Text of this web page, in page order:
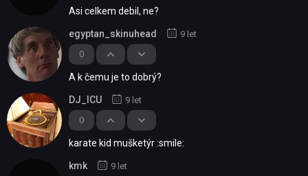
Asi celkem debil, ne?
0
egyptan_skinuhead 9 let
A k čemu je to dobrý?
0
DJ_ICU 9 let
karate kid mušketýr :smile:
kmk 9 let